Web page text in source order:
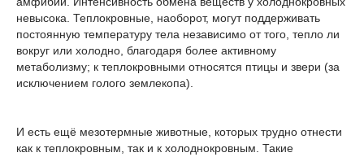
невысока. Теплокровные, наоборот, могут поддерживать
постоянную температуру тела независимо от того, тепло ли
вокруг или холодно, благодаря более активному
метаболизму; к теплокровными относятся птицы и звери (за
исключением голого землекопа).
И есть ещё мезотермные животные, которых трудно отнести
как к теплокровным, так и к холоднокровным. Такие